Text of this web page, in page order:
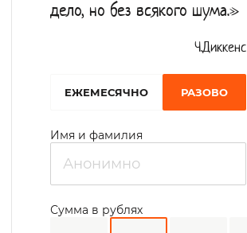
дело, но без всякого шума.»
Ч.Диккенс
EЖЕМЕСЯЧНО РАЗОВО
Имя и фамилия
Сумма в рублях